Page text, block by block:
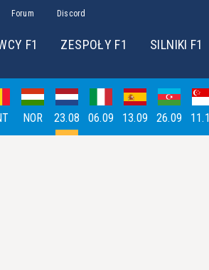
Forum Discord
F1 ZESPOŁY F1 SILNIKI F1
NOR 23.08 06.09 13.09 26.09